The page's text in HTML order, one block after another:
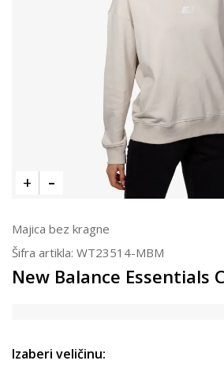
Majica bez kragne
Šifra artikla: WT23514-MBM
New Balance Essentials
Izaberi veličinu: